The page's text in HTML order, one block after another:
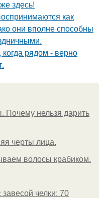
здесь!
как
они вполне способны
рядом - верно
Почему нельзя дарить
черты лица.
волосы крабиком.
челки: 70